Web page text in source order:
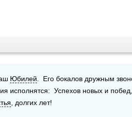
Юбилей .  Его бокалов дружным
, долгих лет!